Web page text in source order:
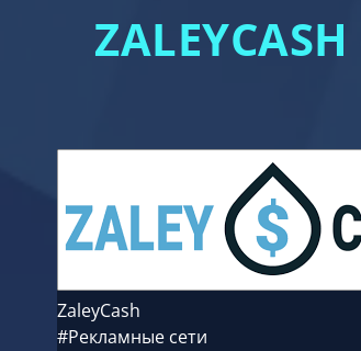
ZaleyCash
#Рекламные сети